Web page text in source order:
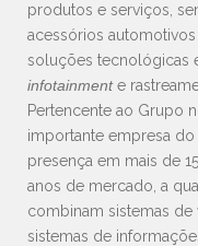
produtos e serviços,
acessórios
soluções tecnológicas
infotainmente
Pertencente ao Grupo
importante empresa
presença em mais de
anos de mercado, a
combinam sistemas
sistemas de